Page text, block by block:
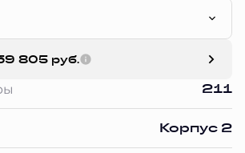
805 руб.
211
Корпус 2